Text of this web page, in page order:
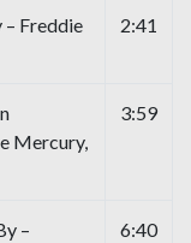
Freddie
2:41
Mercury,
3:59
–
6:40